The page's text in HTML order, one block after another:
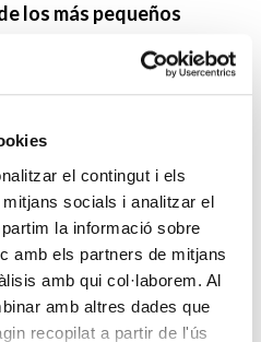
el contingut i els
socials i analitzar el
la informació sobre
amb els partners de mitjans
amb qui col·laborem. Al
amb altres dades que
recopilat a partir de l'ús
los más pequeños
GospelFest